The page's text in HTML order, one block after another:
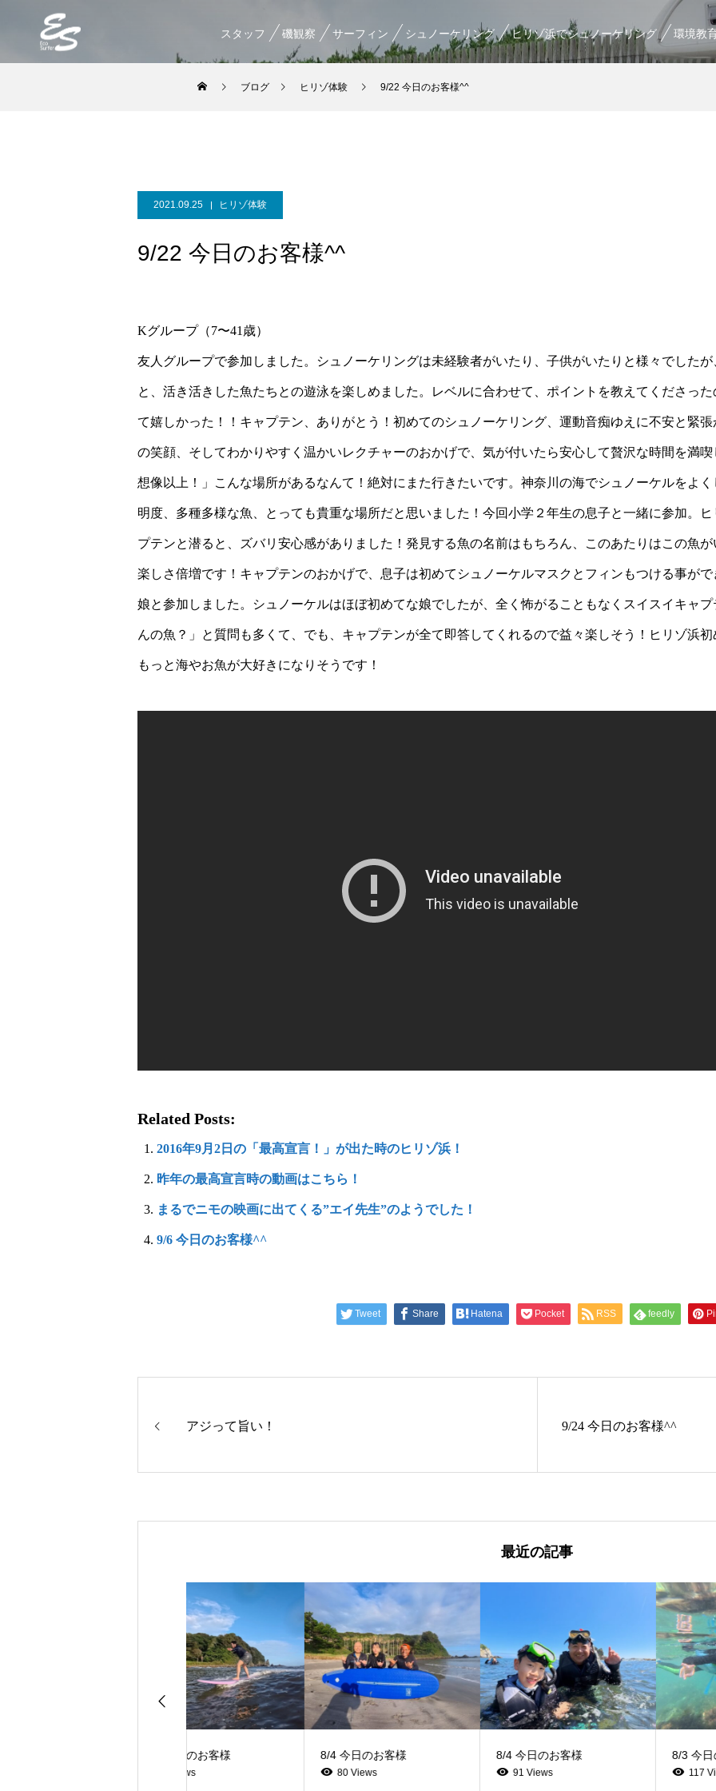
スタッフ 磯観察 サーフィン シュノーケリング ヒリゾ浜でシュノーケリング 環境教
ブログ ヒリゾ体験 9/22 今日のお客様^^
2021.09.25 ヒリゾ体験
9/22 今日のお客様^^
Kグループ（7〜41歳）
友人グループで参加しました。シュノーケリングは未経験者がいたり、子供がいたりと様々でした
と、活き活きした魚たちとの遊泳を楽しめました。レベルに合わせて、ポイントを教えてくださっ
て嬉しかった！！キャプテン、ありがとう！初めてのシュノーケリング、運動音痴ゆえに不安と緊
の笑顔、そしてわかりやすく温かいレクチャーのおかげで、気が付いたら安心して贅沢な時間を満
想像以上！」こんな場所があるなんて！絶対にまた行きたいです。神奈川の海でシュノーケルをよ
明度、多種多様な魚、とっても貴重な場所だと思いました！今回小学２年生の息子と一緒に参加。
プテンと潜ると、ズバリ安心感がありました！発見する魚の名前はもちろん、このあたりはこの魚
楽しさ倍増です！キャプテンのおかげで、息子は初めてシュノーケルマスクとフィンもつける事が
娘と参加しました。シュノーケルはほぼ初めてな娘でしたが、全く怖がることもなくスイスイキャ
んの魚？」と質問も多くて、でも、キャプテンが全て即答してくれるので益々楽しそう！ヒリゾ浜
もっと海やお魚が大好きになりそうです！
Related Posts:
2016年9月2日の「最高宣言！」が出た時のヒリゾ浜！
昨年の最高宣言時の動画はこちら！
まるでニモの映画に出てくる”エイ先生”のようでした！
9/6 今日のお客様^^
Tweet Share Hatena Pocket RSS feedly
アジって旨い！ 9/24 今日のお客様^^
最近の記事
8/4 今日のお客様 8/4 今日のお客様 8/3 今日のお客様